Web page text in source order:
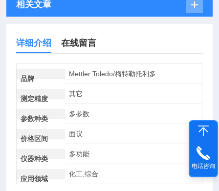
相关文章
详细介绍 在线留言
品牌
Mettler Toledo/梅特勒托利多
测定精度
其它
参数种类
多参数
价格区间
面议
仪器种类
多功能
应用领域
化工,综合
电话咨询